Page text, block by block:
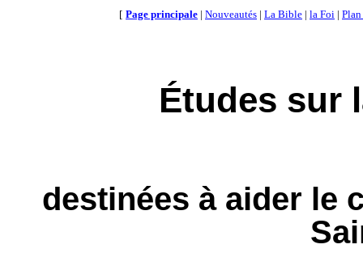
[ Page principale | Nouveautés | La Bible | la Foi | Plan
Études sur
destinées à aider le